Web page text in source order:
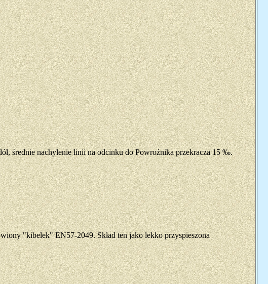
średnie nachylenie linii na odcinku do Powroźnika przekracza 15 ‰.
"kibelek" EN57-2049. Skład ten jako lekko przyspieszona